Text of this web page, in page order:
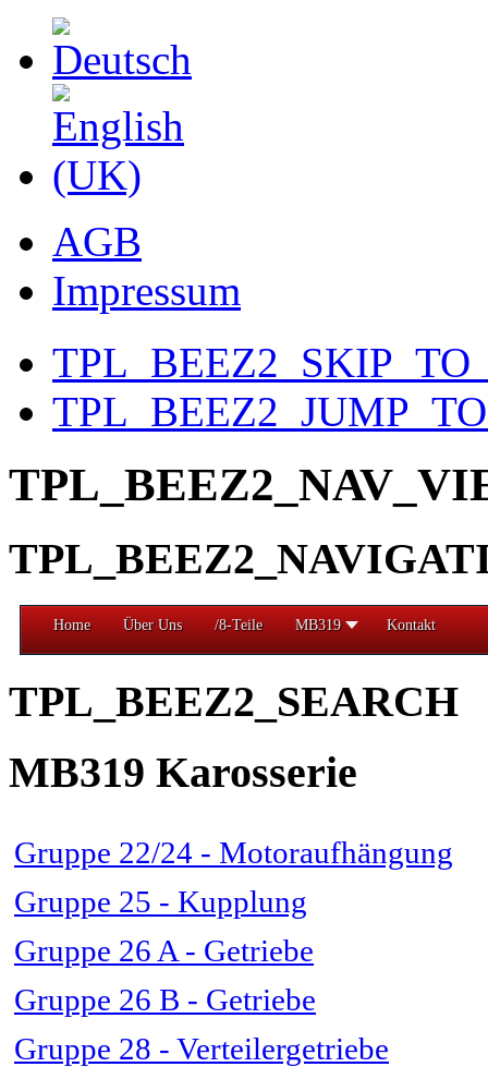
AGB
Impressum
Home Über Uns /8-Teile MB319 Kontakt
TPL_BEEZ2_SEARCH
MB319 Karosserie
Gruppe 22/24 - Motoraufhängung
Gruppe 25 - Kupplung
Gruppe 26 A - Getriebe
Gruppe 26 B - Getriebe
Gruppe 28 - Verteilergetriebe